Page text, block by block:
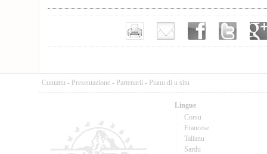
Cuntattu - Presentazione - Partenarii - Pianu di u situ
Lingue
Corsu
Francese
Talianu
Sardu